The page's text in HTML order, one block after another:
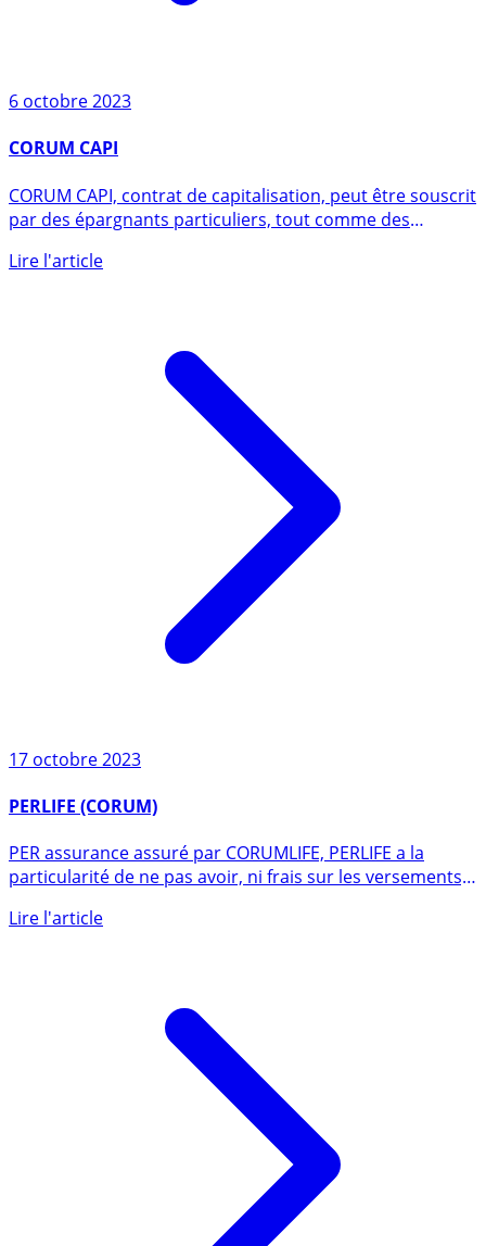
6 octobre 2023
CORUM CAPI
CORUM CAPI, contrat de capitalisation, peut être souscrit
par des épargnants particuliers, tout comme des
17 octobre 2023
PERLIFE (CORUM)
particularité de ne pas avoir, ni frais sur les versements,